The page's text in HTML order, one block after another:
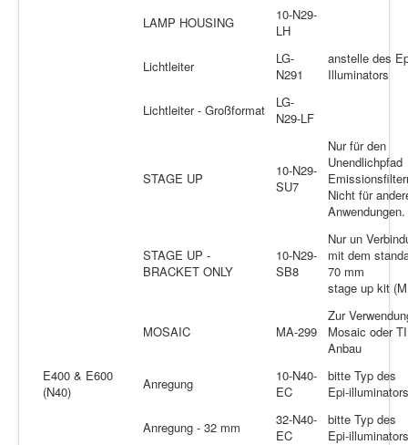
LAMP HOUSING
10-N29-
LH
Lichtleiter
LG-
N291
anstelle des
Illuminators
Lichtleiter - Großformat
LG-
N29-LF
STAGE UP
10-N29-
SU7
Nur für den
Unendlichpfad
Nicht für
Anwendungen.
STAGE UP -
BRACKET ONLY
10-N29-
SB8
Nur un
mit dem
70 mm
stage up kit
MOSAIC MA-299
Zur
Mosaic oder
Anbau
E400 & E600
(N40)
Anregung
10-N40-
EC
bitte Typ des
Epi-
Anregung - 32 mm
32-N40-
EC
bitte Typ des
Epi-